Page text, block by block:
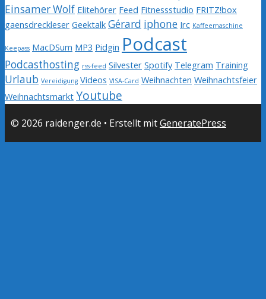
Einsamer Wolf Elitehörer Feed Fitnessstudio FRITZ!box
gaensdreckleser Geektalk Gérard iphone Irc Kaffeemaschine
Keepass MacDSum MP3 Pidgin Podcast
Podcasthosting rss-feed Silvester Spotify Telegram Training
Urlaub Vereidigung Videos VISA-Card Weihnachten Weihnachtsfeier
Weihnachtsmarkt Youtube
© 2026 raidenger.de • Erstellt mitGeneratePress